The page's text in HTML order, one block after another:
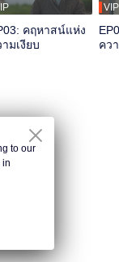
คฤหาสน์แห่ง
มเงียบ
VIP
คว
to our
in